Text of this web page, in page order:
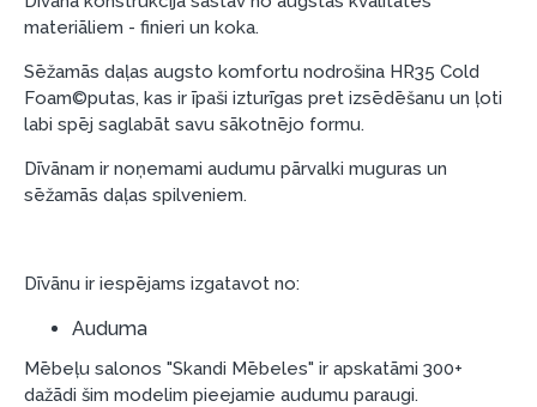
ESTO LV AS (Dokumentu noformēšanai
nepieciešams Smart-ID, eParaksts eID, eParaksts
eID mobile, ESTO konts vai banka Swedbank,
Luminor, SEB vai Citadele).
Līguma nosacījumi:
Līzinga līgumu drīkst parakstīt tikai tā persona,
kura ir norādīta kredīta saņemšanas līgumā.
Pirms kredīta noformēšanas, lūdzam iepazīties ar
preču piegādes noteikumiem
Finansiālā atbildība:
materiāliem - finieri un koka.
Sēžamās daļas augsto komfortu nodrošina HR35 Cold
Foam©putas, kas ir īpaši izturīgas pret izsēdēšanu un ļoti
labi spēj saglabāt savu sākotnējo formu.
Dīvānam ir noņemami audumu pārvalki muguras un
sēžamās daļas spilveniem.
Dīvānu ir iespējams izgatavot no:
Auduma
Mēbeļu salonos "Skandi Mēbeles" ir apskatāmi 300+
dažādi šim modelim pieejamie audumu paraugi.